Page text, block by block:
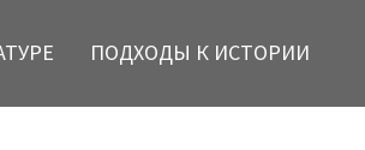
ПОДХОДЫ К ИСТОРИИ